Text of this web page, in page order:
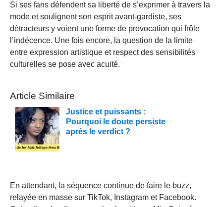
Si ses fans défendent sa liberté de s’exprimer à travers la
mode et soulignent son esprit avant-gardiste, ses
détracteurs y voient une forme de provocation qui frôle
l’indécence. Une fois encore, la question de la limite
entre expression artistique et respect des sensibilités
culturelles se pose avec acuité.
Article Similaire
Justice et puissants :
Pourquoi le doute persiste
après le verdict ?
En attendant, la séquence continue de faire le buzz,
relayée en masse sur TikTok, Instagram et Facebook.